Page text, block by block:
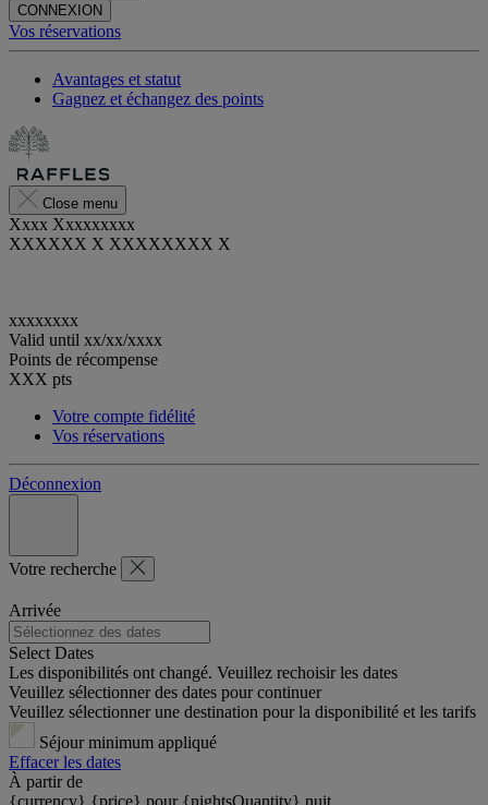
CONNEXION
Vos réservations
Avantages et statut
Gagnez et échangez des points
Close menu
Xxxx Xxxxxxxxx
XXXXXX X XXXXXXXX X
xxxxxxxx
Valid until xx/xx/xxxx
Points de récompense
XXX pts
Votre compte fidélité
Vos réservations
Déconnexion
Votre recherche
Arrivée
Select Dates
Les disponibilités ont changé. Veuillez rechoisir les dates
Veuillez sélectionner des dates pour continuer
Veuillez sélectionner une destination pour la disponibilité et les tarifs
Séjour minimum appliqué
Effacer les dates
À partir de
{currency} {price} pour {nightsQuantity} nuit